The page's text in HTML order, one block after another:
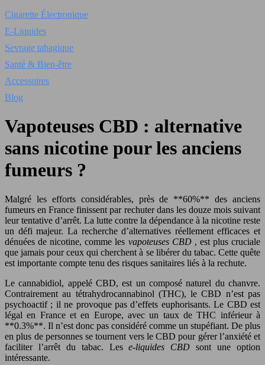
Cigarette Électronique
E-Liquides
Sevrage tabagique
Santé & Bien-être
Accessoires
Blog
Vapoteuses CBD : alternative
sans nicotine pour les anciens
fumeurs ?
Malgré les efforts considérables, près de **60%** des anciens
fumeurs en France finissent par rechuter dans les douze mois suivant
leur tentative d’arrêt. La lutte contre la dépendance à la nicotine reste
un défi majeur. La recherche d’alternatives réellement efficaces et
dénuées de nicotine, comme les vapoteuses CBD , est plus cruciale
que jamais pour ceux qui cherchent à se libérer du tabac. Cette quête
est importante compte tenu des risques sanitaires liés à la rechute.
Le cannabidiol, appelé CBD, est un composé naturel du chanvre.
Contrairement au tétrahydrocannabinol (THC), le CBD n’est pas
psychoactif ; il ne provoque pas d’effets euphorisants. Le CBD est
légal en France et en Europe, avec un taux de THC inférieur à
**0.3%**. Il n’est donc pas considéré comme un stupéfiant. De plus
en plus de personnes se tournent vers le CBD pour gérer l’anxiété et
faciliter l’arrêt du tabac. Lese-liquides CBDsont une option
intéressante.